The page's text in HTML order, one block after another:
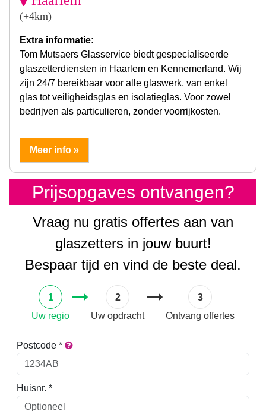
(+4km)
Extra informatie:
Tom Mutsaers Glasservice biedt gespecialiseerde
glaszetterdiensten in Haarlem en Kennemerland. Wij
zijn 24/7 bereikbaar voor alle glaswerk, van enkel
glas tot veiligheidsglas en isolatieglas. Voor zowel
bedrijven als particulieren, zonder voorrijkosten.
Meer info »
Prijsopgaves ontvangen?
Vraag nu gratis offertes aan van
glaszetters in jouw buurt!
Bespaar tijd en vind de beste deal.